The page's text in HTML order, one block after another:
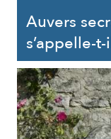
Auvers
s’appelle-